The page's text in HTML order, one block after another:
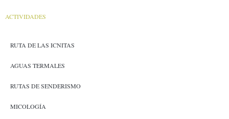
ACTIVIDADES
RUTA DE LAS ICNITAS
AGUAS TERMALES
RUTAS DE SENDERISMO
MICOLOGÍA